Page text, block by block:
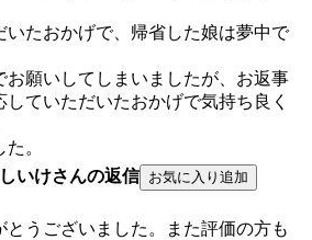
いたおかげで、帰省した娘は夢中で
お願いしてしまいましたが、お返事
していただいたおかげで気持ち良く
。
いけさんの返信
とうございました。また評価の方も